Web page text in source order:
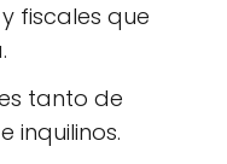
fiscales que
tanto de
inquilinos.